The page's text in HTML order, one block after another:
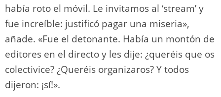
había roto el móvil. Le invitamos al ‘stream’ y
fue increíble: justificó pagar una miseria»,
añade. «Fue el detonante. Había un montón de
editores en el directo y les dije: ¿queréis que os
colectivice? ¿Queréis organizaros? Y todos
dijeron: ¡sí!».